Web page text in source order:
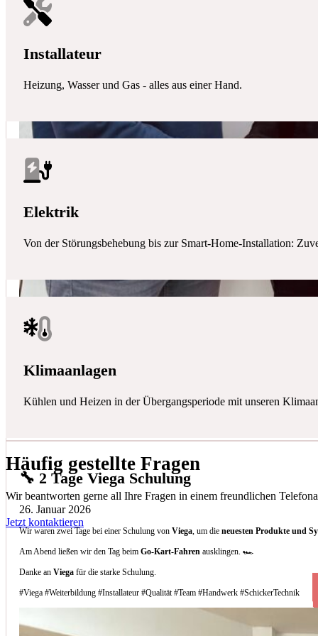
🔧 2 Tage Viega Schulung
26. Januar 2026
Wir waren zwei Tage bei einer Schulung vonViega, um dieneuesten Produkte und
Am Abend ließen wir den Tag beimGo-Kart-Fahren ausklingen. 🏎️
Danke anViega für die starke Schulung.
#Viega #Weiterbildung #Installateur #Qualität #Team #Handwerk #SchickerTechnik
Installateur
Heizung, Wasser und Gas - alles aus einer Hand.
Elektrik
Von der Störungsbehebung bis zur Smart-Home-Installation:
Klimaanlagen
Kühlen und Heizen in der Übergangsperiode mit unseren
Häufig gestellte Fragen
Wir beantworten gerne all Ihre Fragen in einem freundlichen
Jetzt kontaktieren
Welche Arten von Klimaanlagen installieren